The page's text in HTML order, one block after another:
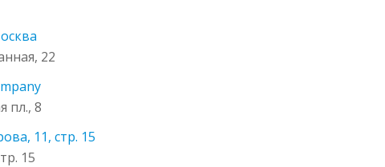
22
пл., 8
11, стр. 15
15